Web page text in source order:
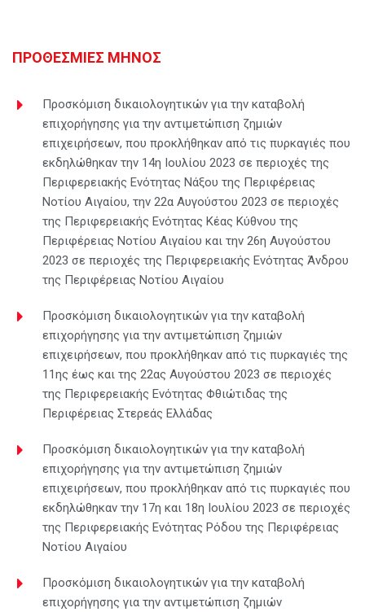
ΠΡΟΘΕΣΜΙΕΣ ΜΗΝΟΣ
Προσκόμιση δικαιολογητικών για την καταβολή
επιχορήγησης για την αντιμετώπιση ζημιών
επιχειρήσεων, που προκλήθηκαν από τις πυρκαγιές που
εκδηλώθηκαν την 14η Ιουλίου 2023 σε περιοχές της
Περιφερειακής Ενότητας Νάξου της Περιφέρειας
Νοτίου Αιγαίου, την 22α Αυγούστου 2023 σε περιοχές
της Περιφερειακής Ενότητας Κέας Κύθνου της
Περιφέρειας Νοτίου Αιγαίου και την 26η Αυγούστου
2023 σε περιοχές της Περιφερειακής Ενότητας Άνδρου
της Περιφέρειας Νοτίου Αιγαίου
Προσκόμιση δικαιολογητικών για την καταβολή
επιχορήγησης για την αντιμετώπιση ζημιών
επιχειρήσεων, που προκλήθηκαν από τις πυρκαγιές της
11ης έως και της 22ας Αυγούστου 2023 σε περιοχές
της Περιφερειακής Ενότητας Φθιώτιδας της
Περιφέρειας Στερεάς Ελλάδας
Προσκόμιση δικαιολογητικών για την καταβολή
επιχορήγησης για την αντιμετώπιση ζημιών
επιχειρήσεων, που προκλήθηκαν από τις πυρκαγιές που
εκδηλώθηκαν την 17η και 18η Ιουλίου 2023 σε περιοχές
της Περιφερειακής Ενότητας Ρόδου της Περιφέρειας
Νοτίου Αιγαίου
Προσκόμιση δικαιολογητικών για την καταβολή
επιχορήγησης για την αντιμετώπιση ζημιών